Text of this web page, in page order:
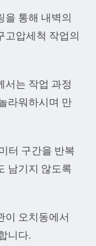
을 통해 내벽의
고압세척 작업의
서는 작업 과정
라워하시며 만
터 구간을 반복
남기지 않도록
이 오치동에서
니다.